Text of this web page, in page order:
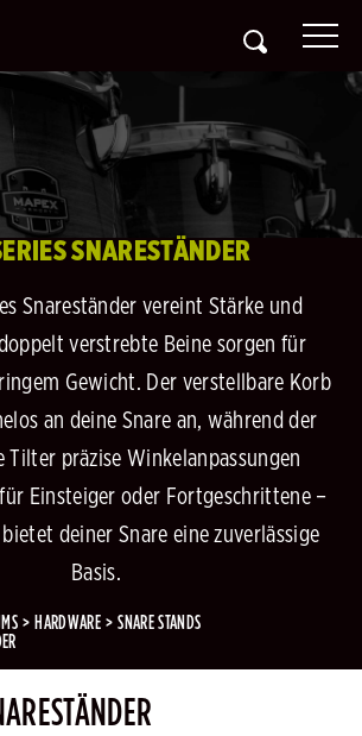
SNARESTÄNDER
Snareständer vereint Stärke und
verstrebte Beine sorgen für
Gewicht. Der verstellbare Korb
an deine Snare an, während der
Tilter präzise Winkelanpassungen
Einsteiger oder Fortgeschrittene –
deiner Snare eine zuverlässige
Basis.
HARDWARE
SNARE STANDS